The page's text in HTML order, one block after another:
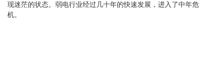
现迷茫的状态。弱电行业经过几十年的快速发展，进入了中年危
机。